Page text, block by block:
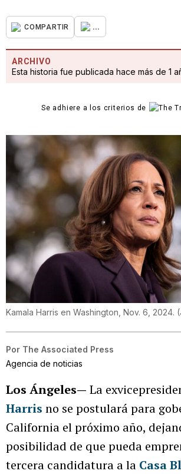
COMPARTIR ...
ARCHIVO
Esta historia fue publicada hace más de 1
Se adhiere a los criterios de
Kamala Harris en Washington, Nov. 6, 2024. (
Por The Associated Press
Agencia de noticias
Los Ángeles— La
Harris no se postulará para
California el próximo año,
posibilidad de que pueda
tercera candidatura a la Casa